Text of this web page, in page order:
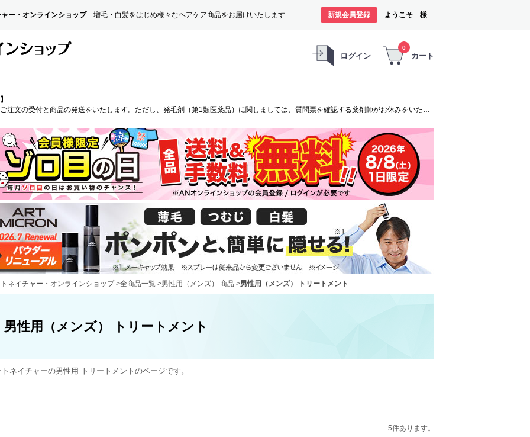
ー・オンラインショップ 増毛・白髪をはじめ様々なヘアケア商品をお届けいたします 新規会員登録 ようこそ 様
ログイン
0
カート
オンラインショップは、お盆期間中も休まずご注文の受付と商品の発送をいたします。ただし、発毛剤（第1類医薬品）に関しましては、質問票を確認する薬剤師がお休みをいただくため商品のお申し込みから発送までお時間を要します。お客様には大変ご迷惑をお掛けいたしますが、よろしくお願い申し上げます。
ネイチャー・オンラインショップ >全商品一覧 >男性用（メンズ） 商品 >男性用（メンズ） トリートメント
男性用（メンズ） トリートメント
ネイチャーの男性用 トリートメントのページです。
5件あります。